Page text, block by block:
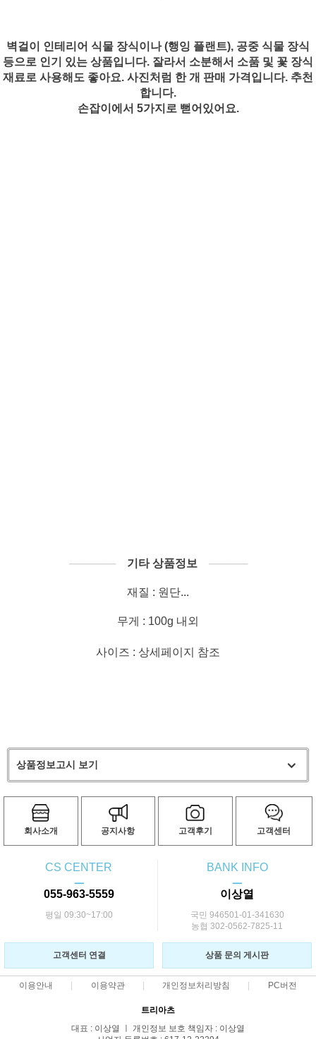
벽걸이 인테리어 식물 장식이나 (행잉 플랜트), 공중 식물 장식
등으로 인기 있는 상품입니다. 잘라서 소분해서 소품 및 꽃 장식
재료로 사용해도 좋아요. 사진처럼 한 개 판매 가격입니다. 추천
합니다.
손잡이에서 5가지로 뻗어있어요.
────── 기타 상품정보 ─────
재질 : 원단...
무게 : 100g 내외
사이즈 : 상세페이지 참조
상품정보고시 보기
회사소개 공지사항 고객후기 고객센터
CS CENTER
ㅡ
055-963-5559
평일 09:30~17:00
BANK INFO
ㅡ
이상열
국민 946501-01-341630
농협 302-0562-7825-11
고객센터 연결 상품 문의 게시판
이용안내 이용약관 개인정보처리방침 PC버전
트리아츠
대표 : 이상열 ㅣ 개인정보 보호 책임자 : 이상열